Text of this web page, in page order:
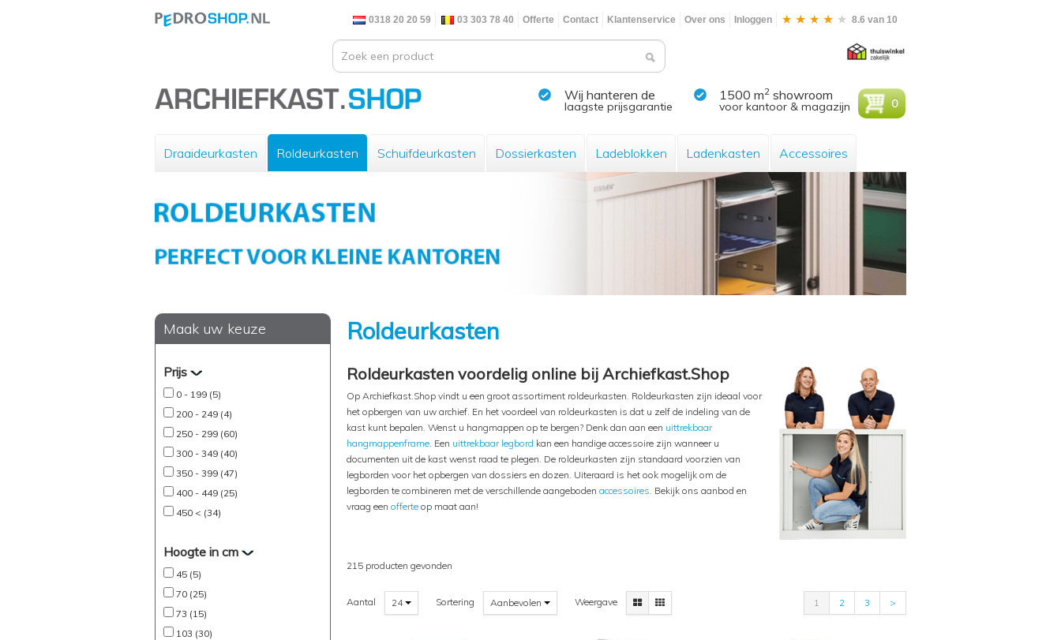
0318 20 20 59 03 303 78 40 Offerte Contact Klantenservice Over ons Inloggen 8.6 van 10
Wij hanteren de
laagste prijsgarantie
1500 m2 showroom
voor kantoor & magazijn 0
Draaideurkasten Roldeurkasten Schuifdeurkasten Dossierkasten Ladeblokken Ladenkasten Accessoires
Maak uw keuze
Prijs
0 - 199 (5)
200 - 249 (4)
250 - 299 (60)
300 - 349 (40)
350 - 399 (47)
400 - 449 (25)
450 < (34)
Hoogte in cm
45 (5)
70 (25)
73 (15)
103 (30)
Roldeurkasten
Roldeurkasten voordelig online bij Archiefkast.Shop
Op Archiefkast.Shop vindt u een groot assortiment roldeurkasten. Roldeurkasten zijn ideaal voor
het opbergen van uw archief. En het voordeel van roldeurkasten is dat u zelf de indeling van de
kast kunt bepalen. Wenst u hangmappen op te bergen? Denk dan aan een uittrekbaar
hangmappenframe. Een uittrekbaar legbord kan een handige accessoire zijn wanneer u
documenten uit de kast wenst raad te plegen. De roldeurkasten zijn standaard voorzien van
legborden voor het opbergen van dossiers en dozen. Uiteraard is het ook mogelijk om de
legborden te combineren met de verschillende aangeboden accessoires. Bekijk ons aanbod en
vraag een offerte op maat aan!
215 producten gevonden
Aantal 24 Sortering Aanbevolen Weergave 1 2 3 >